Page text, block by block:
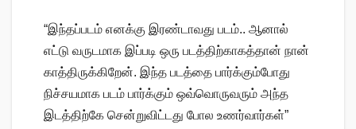
“இந்தப்படம் எனக்கு இரண்டாவது படம்.. ஆனால்
எட்டு வருடமாக இப்படி ஒரு படத்திற்காகத்தான் நான்
காத்திருக்கிறேன். இந்த படத்தை பார்க்கும்போது
நிச்சயமாக படம் பார்க்கும் ஒவ்வொருவரும் அந்த
இடத்திற்கே சென்றுவிட்டது போல உணர்வார்கள்”